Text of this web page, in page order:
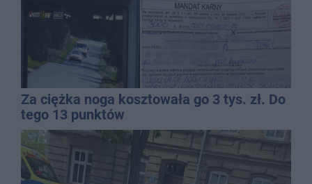
Za ciężka noga kosztowała go 3 tys. zł. Do
tego 13 punktów